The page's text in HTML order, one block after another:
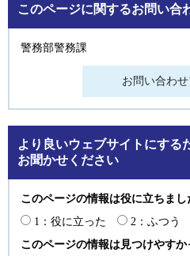
このページに関するお問い合
警務部警務課
より良いウェブサイトにする
お聞かせください
このページの情報は役に立ちまし
1：役に立った
2：ふつう
このページの情報は見つけやすか